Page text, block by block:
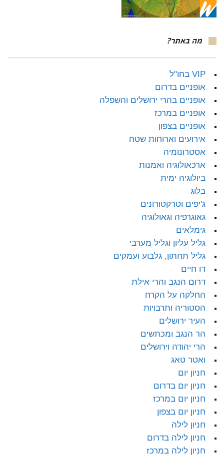
מה באתר?
VIP בחו"ל
אופניים בדרום
אופניים בהרי ירושלים והשפלה
אופניים במרכז
אופניים בצפון
אירועים וארוחות שטח
אסטרונומיה
ארכאולוגיה ואמנות
ביולוגיה ימית
בלוג
ג'יפים וטרקטורונים
גאוגרפיה וגאולוגיה
גימלאים
גליל עליון וגליל מערבי
גליל תחתון, גלבוע ועמקים
דו חיים
דרום הנגב והרי אילת
החלקה על הקרח
הסטוריה ותרבויות
העיר ירושלים
הר הנגב ומכתשים
הרי יהודה וירושלים
ואטר טאג
חניון יום
חניון יום בדרום
חניון יום במרכז
חניון יום בצפון
חניון לילה
חניון לילה בדרום
חניון לילה במרכז